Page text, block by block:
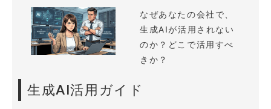
なぜあなたの会社で、
生成AIが活用されない
のか？どこで活用すべ
きか？
生成AI活用ガイド